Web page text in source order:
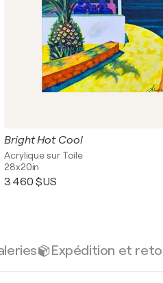
Bright Hot Cool
Acrylique sur Toile
28x20in
3 460 $US
Expédition et